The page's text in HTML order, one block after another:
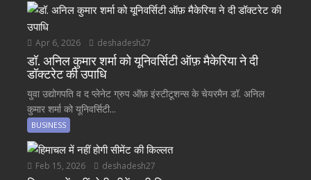
Apr 6, 2026 deshadesh27
डॉ. अनिल कुमार शर्मा को यूनिवर्सिटी ऑफ़ मैकेरिया ने दी
डॉक्टरेट की उपाधि
युवा उद्योगपति व द प्लेनेट ग्रुप ऑफ़ इंस्टीटूशन्स के चेयरमैन डॉ. अनिल
कुमार शर्मा को यूनिवर्सिटी...
BUSINESS
Feb 15, 2026 deshadesh27